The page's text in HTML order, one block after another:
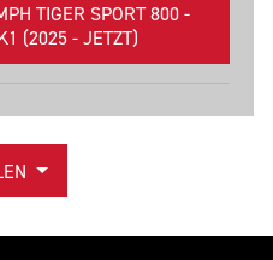
TIGER SPORT 800 -
(2025 - JETZT)